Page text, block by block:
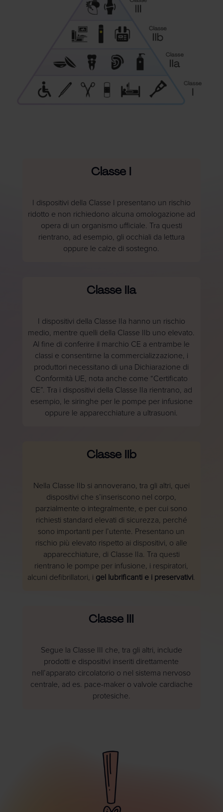
Classe I
I dispositivi della Classe I presentano un rischio
ridotto e non richiedono alcuna omologazione ad
opera di un organismo ufficiale. Tra questi
rientrano, ad esempio, gli occhiali da lettura
oppure le calze di sostegno.
Classe IIa
I dispositivi della Classe IIa hanno un rischio
medio, mentre quelli della Classe IIb uno elevato.
Al fine di conferire il marchio CE a entrambe le
classi e consentirne la commercializzazione, i
produttori necessitano di una Dichiarazione di
Conformità UE, nota anche come “Certificato
CE”. Tra i dispositivi della Classe IIa rientrano, ad
esempio, le siringhe per le pompe per infusione
oppure le apparecchiature a ultrasuoni.
Classe IIb
Nella Classe IIb si annoverano, tra gli altri, quei
dispositivi che s’inseriscono nel corpo,
parzialmente o integralmente, e per cui sono
richiesti standard elevati di sicurezza, perché
sono importanti per l’utente. Presentano un
rischio più elevato rispetto ai dispositivi, o alle
apparecchiature, di Classe IIa. Tra questi
rientrano le pompe per infusione, i respiratori,
alcuni defibrillatori, i gel lubrificanti e i preservativi
Classe III
Segue la Classe III che, tra gli altri, include
prodotti e dispositivi inseriti direttamente
nell’apparato circolatorio o nel sistema nervoso
centrale, ad es. pace-maker o valvole cardiache
protesiche.